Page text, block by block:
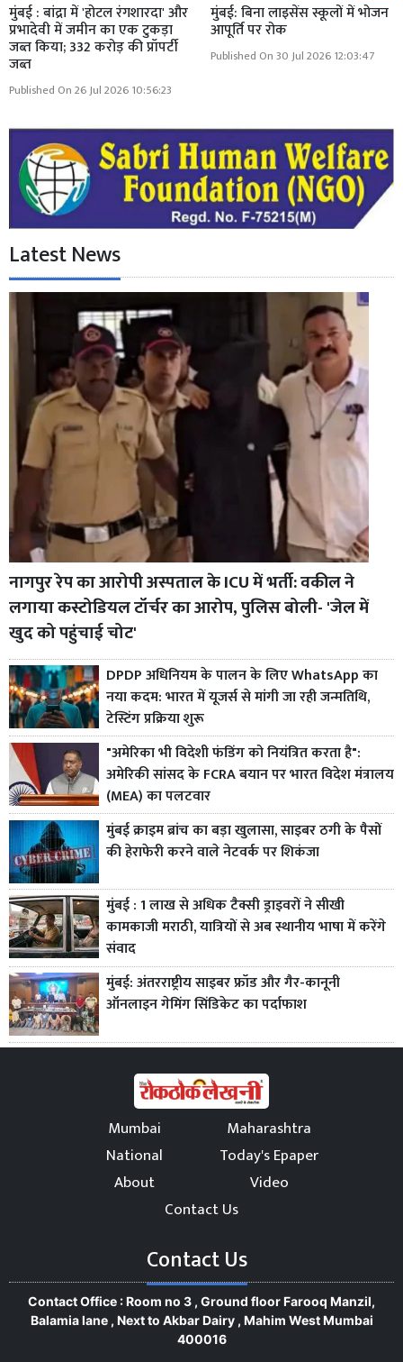
मुंबई : बांद्रा में 'होटल रंगशारदा' और
प्रभादेवी में जमीन का एक टुकड़ा
जब्त किया; 332 करोड़ की प्रॉपर्टी
जब्त
Published On 26 Jul 2026 10:56:23
मुंबई: बिना लाइसेंस स्कूलों में भोजन
आपूर्ति पर रोक
Published On 30 Jul 2026 12:03:47
Latest News
नागपुर रेप का आरोपी अस्पताल के ICU में भर्ती: वकील ने
लगाया कस्टोडियल टॉर्चर का आरोप, पुलिस बोली- 'जेल में
खुद को पहुंचाई चोट'
DPDP अधिनियम के पालन के लिए WhatsApp का
नया कदम: भारत में यूजर्स से मांगी जा रही जन्मतिथि,
टेस्टिंग प्रक्रिया शुरू
"अमेरिका भी विदेशी फंडिंग को नियंत्रित करता है":
अमेरिकी सांसद के FCRA बयान पर भारत विदेश मंत्रालय
(MEA) का पलटवार
मुंबई क्राइम ब्रांच का बड़ा खुलासा, साइबर ठगी के पैसों
की हेराफेरी करने वाले नेटवर्क पर शिकंजा
मुंबई : 1 लाख से अधिक टैक्सी ड्राइवरों ने सीखी
कामकाजी मराठी, यात्रियों से अब स्थानीय भाषा में करेंगे
संवाद
मुंबई: अंतरराष्ट्रीय साइबर फ्रॉड और गैर-कानूनी
ऑनलाइन गेमिंग सिंडिकेट का पर्दाफाश
Mumbai
Maharashtra
National
Today's Epaper
About
Video
Contact Us
Contact Us
Contact Office : Room no 3 , Ground floor Farooq Manzil,
Balamia lane , Next to Akbar Dairy , Mahim West Mumbai
400016